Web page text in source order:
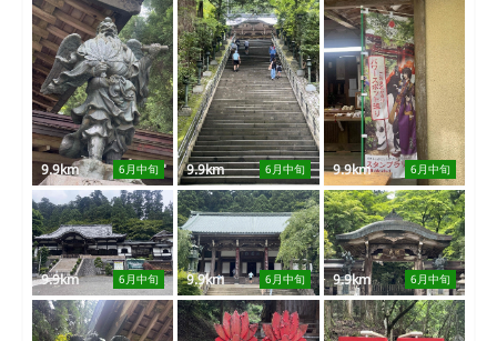
6月中旬
9.9km 6月中旬
9.9km 6月中旬
9.9km
6月中旬
9.9km 6月中旬
9.9km 6月中旬
9.9km